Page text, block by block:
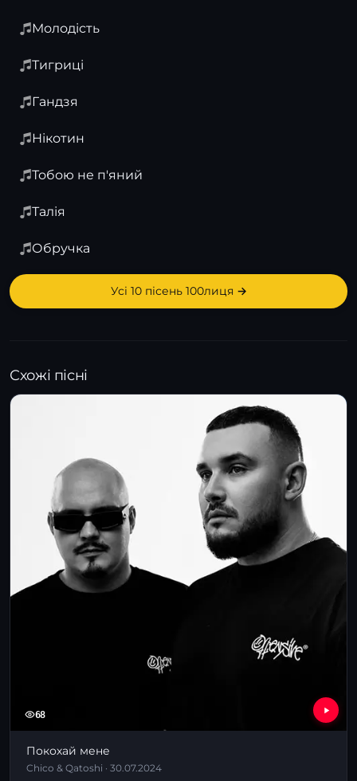
Молодість
Тигриці
Гандзя
Нікотин
Тобою не п'яний
Талія
Обручка
Усі 10 пісень 100лиця →
Схожі пісні
68
Покохай мене
Chico & Qatoshi · 30.07.2024